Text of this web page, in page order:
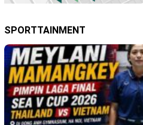
SPORTTAINMENT